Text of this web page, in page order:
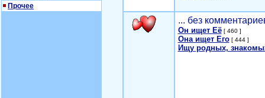
Прочее
... без
Он ищет Её[ 460 ]
Она ищет Его[ 444 ]
Ищу родных,